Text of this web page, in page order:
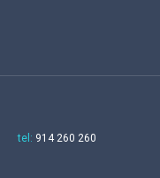
tel: 914 260 260